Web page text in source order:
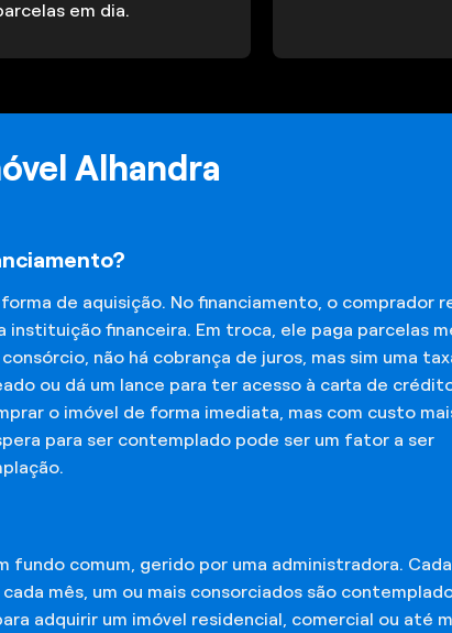
em dia.
Alhandra
de aquisição. No financiamento, o comprador
financeira. Em troca, ele paga parcelas
não há cobrança de juros, mas sim uma
ou dá um lance para ter acesso à carta de
o imóvel de forma imediata, mas com custo
para ser contemplado pode ser um fator a ser
fundo comum, gerido por uma administradora. Cada
mês, um ou mais consorciados são
adquirir um imóvel residencial, comercial ou até